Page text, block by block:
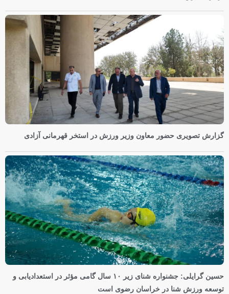
گزارش تصویری حضور معاون وزیر ورزش در استخر قهرمانی آزادی
حسین گرایلی: جشنواره شنای زیر ۱۰ سال گامی مؤثر در استعدادیابی و
توسعه ورزش شنا در خراسان رضوی است